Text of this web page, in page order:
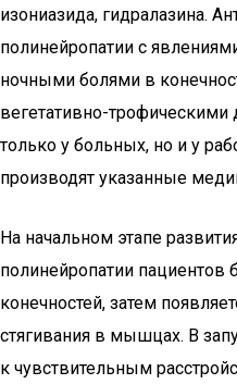
изониазида, гидралазина.
полинейропатии с
ночными болями в
вегетативно-
только у больных, но и у
производят указанные
На начальном этапе
полинейропатии пациентов
конечностей, затем
стягивания в мышцах. В
к чувствительным